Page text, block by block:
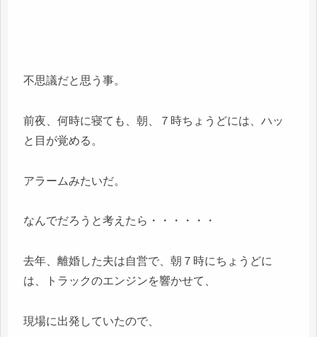
不思議だと思う事。
前夜、何時に寝ても、朝、７時ちょうどには、ハッ
と目が覚める。
アラームみたいだ。
なんでだろうと考えたら・・・・・・
去年、離婚した夫は自営で、朝７時にちょうどに
は、トラックのエンジンを響かせて、
現場に出発していたので、